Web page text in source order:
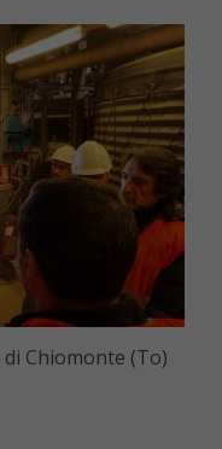
Chiomonte (To)